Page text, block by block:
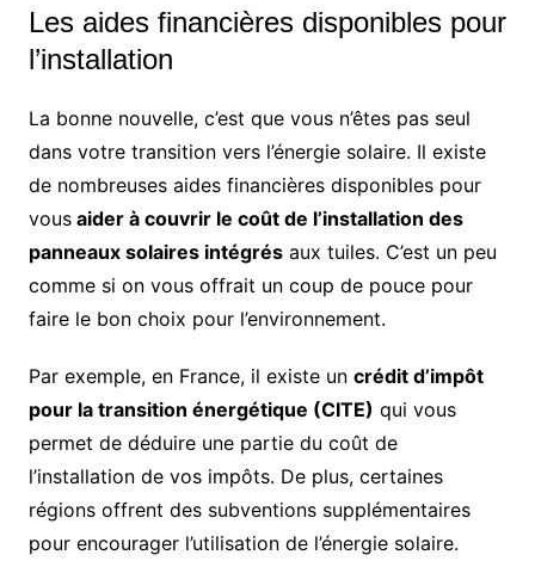
Les aides financières disponibles pour
l’installation
La bonne nouvelle, c’est que vous n’êtes pas seul
dans votre transition vers l’énergie solaire. Il existe
de nombreuses aides financières disponibles pour
vousaider à couvrir le coût de l’installation des
panneaux solaires intégrésaux tuiles. C’est un peu
comme si on vous offrait un coup de pouce pour
faire le bon choix pour l’environnement.
Par exemple, en France, il existe un crédit d’impôt
pour la transition énergétique (CITE) qui vous
permet de déduire une partie du coût de
l’installation de vos impôts. De plus, certaines
régions offrent des subventions supplémentaires
pour encourager l’utilisation de l’énergie solaire.